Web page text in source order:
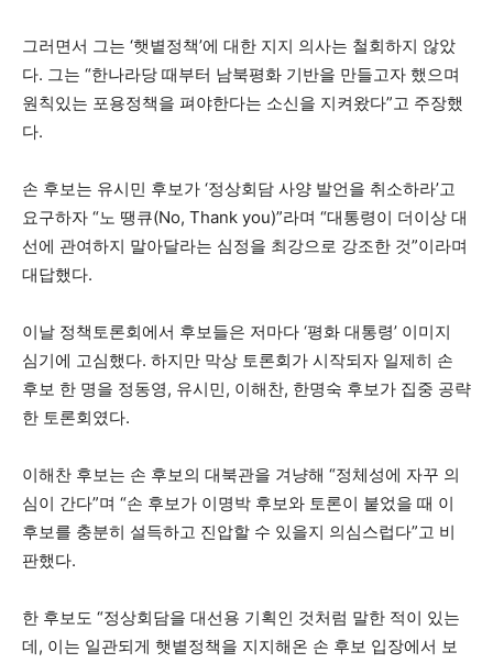
그러면서 그는 ‘햇볕정책’에 대한 지지 의사는 철회하지 않았
다. 그는 “한나라당 때부터 남북평화 기반을 만들고자 했으며
원칙있는 포용정책을 펴야한다는 소신을 지켜왔다”고 주장했
다.
손 후보는 유시민 후보가 ‘정상회담 사양 발언을 취소하라’고
요구하자 “노 땡큐(No, Thank you)”라며 “대통령이 더이상 대
선에 관여하지 말아달라는 심정을 최강으로 강조한 것”이라며
대답했다.
이날 정책토론회에서 후보들은 저마다 ‘평화 대통령’ 이미지
심기에 고심했다. 하지만 막상 토론회가 시작되자 일제히 손
후보 한 명을 정동영, 유시민, 이해찬, 한명숙 후보가 집중 공략
한 토론회였다.
이해찬 후보는 손 후보의 대북관을 겨냥해 “정체성에 자꾸 의
심이 간다”며 “손 후보가 이명박 후보와 토론이 붙었을 때 이
후보를 충분히 설득하고 진압할 수 있을지 의심스럽다”고 비
판했다.
한 후보도 “정상회담을 대선용 기획인 것처럼 말한 적이 있는
데, 이는 일관되게 햇볕정책을 지지해온 손 후보 입장에서 보